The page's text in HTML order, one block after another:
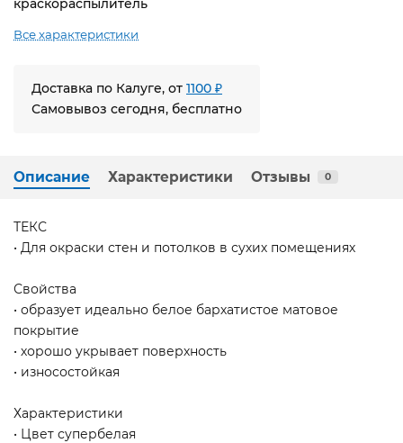
Все характеристики
Доставка по Калуге, от 1100 ₽
Самовывоз сегодня, бесплатно
Описание Характеристики Отзывы 0
ТЕКС
• Для окраски стен и потолков в сухих помещениях
Свойства
• образует идеально белое бархатистое матовое
покрытие
• хорошо укрывает поверхность
• износостойкая
Характеристики
• Цвет супербелая